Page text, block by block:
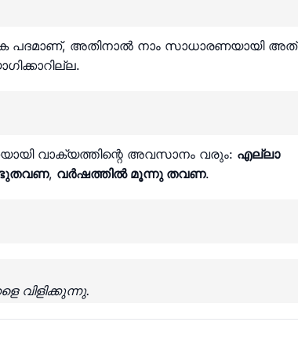
പദമാണ്, അതിനാൽ നാം സാധാരണയായി അത്
വാക്യത്തിന്റെ അവസാനം വരും: എല്ലാ
, വർഷത്തിൽ മൂന്നു തവണ.
വിളിക്കുന്നു.